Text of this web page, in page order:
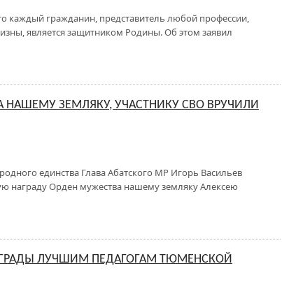
каждый гражданин, представитель любой профессии,
является защитником Родины. Об этом заявил
НАШЕМУ ЗЕМЛЯКУ, УЧАСТНИКУ СВО ВРУЧИЛИ
единства Глава Абатского МР Игорь Васильев
награду Орден мужества нашему земляку Алексею
ЛУЧШИМ ПЕДАГОГАМ ТЮМЕНСКОЙ